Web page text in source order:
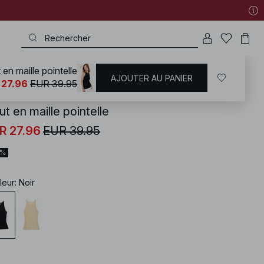
/ Tenues d'été Ensembles d'été
en maille pointelle
27.96 EUR 39.95
: Noir
en maille pointelle
27.96 EUR 39.95 AJOUTER AU PANIER